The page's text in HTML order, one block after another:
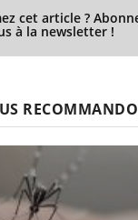
cet article ?
à la newsletter !